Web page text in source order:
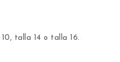
talla 14 o talla 16.